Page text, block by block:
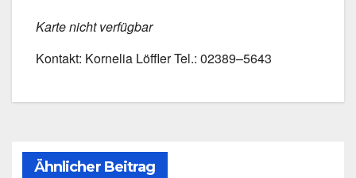
Kar­te nicht ver­füg­bar
Kon­takt: Kor­ne­lia Löff­ler Tel.: 02389–5643
Ähnlicher Beitrag